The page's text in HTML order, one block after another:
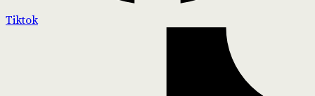
Tiktok